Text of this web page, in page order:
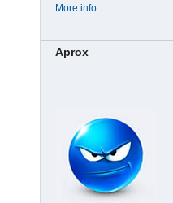
More info
Aprox